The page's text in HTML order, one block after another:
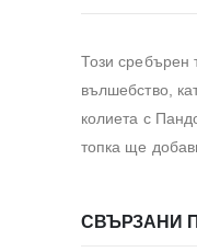
Този сребърен
вълшебство,
колиета с
топка ще
СВЪРЗАНИ